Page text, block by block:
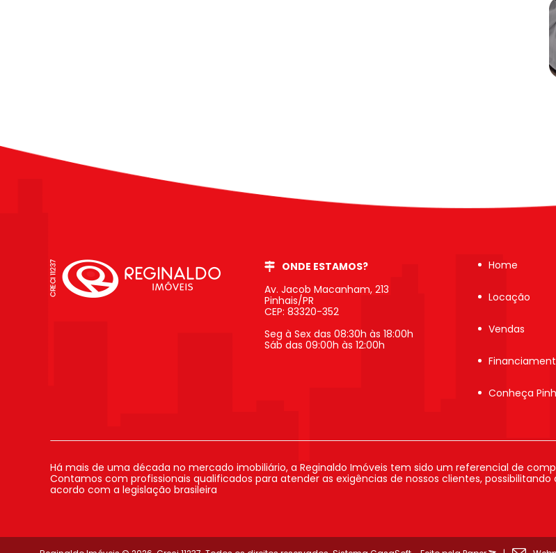
ONDE ESTAMOS?
Av. Jacob Macanham, 213
Pinhais/PR
CEP: 83320-352
Seg à Sex das 08:30h às 18:00h
Sáb das 09:00h às 12:00h
Home
Locação
Vendas
Conheça
Há mais de uma década no mercado imobiliário, a Reginaldo Imóveis tem sido um referencial de
Contamos com profissionais qualificados para atender as exigências de nossos clientes,
acordo com a legislação brasileira